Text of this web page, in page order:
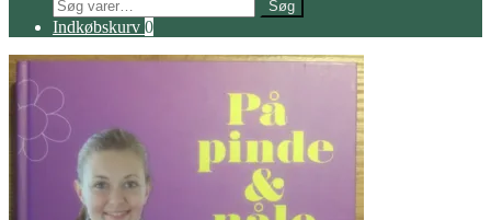
efter:
Søg
Indkøbskurv 0